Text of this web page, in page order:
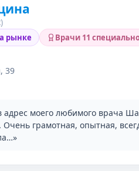
рынке
Врачи 11
39
адрес моего любимого врача
грамотная, опытная,